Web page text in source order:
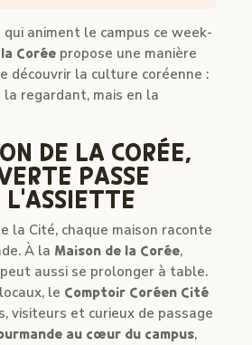
qui animent le campus ce week-
Corée propose une manière
découvrir la culture coréenne :
regardant, mais en la
DE LA CORÉE,
PASSE
la Cité, chaque maison raconte
À la Maison de la Corée,
aussi se prolonger à table.
le Comptoir Coréen Cité
visiteurs et curieux de passage
au cœur du campus,